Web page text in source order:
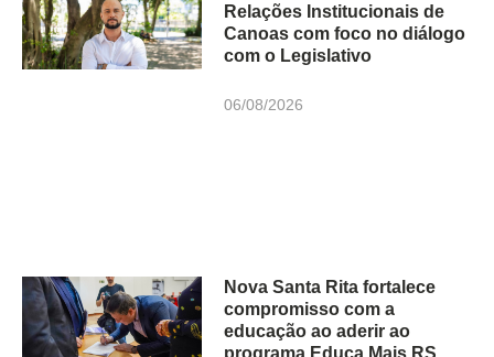
Relações Institucionais de
Canoas com foco no diálogo
com o Legislativo
06/08/2026
Nova Santa Rita fortalece
compromisso com a
educação ao aderir ao